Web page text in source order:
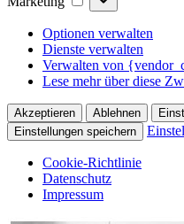
Optionen verwalten
Dienste verwalten
Verwalten von
Lese mehr über diese
Akzeptieren Ablehnen
Einstellungen speichern
Cookie-Richtlinie
Datenschutz
Impressum